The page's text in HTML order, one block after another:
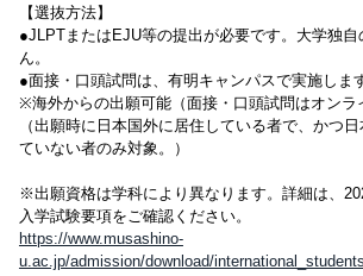
【選抜方法】
●JLPTまたはEJU等の提出が必要です。大学独
ん。
●面接・口頭試問は、有明キャンパスで実施しま
※海外からの出願可能（面接・口頭試問はオンラ
（出願時に日本国外に居住している者で、かつ
ていない者のみ対象。）
※出願資格は学科により異なります。詳細は、
入学試験要項をご確認ください。
https://www.musashino-
u.ac.jp/admission/download/